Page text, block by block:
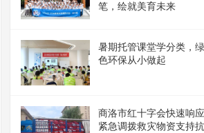
笔，绘就美育未来
暑期托管课堂学分类，绿
色环保从小做起
商洛市红十字会快速响应
紧急调拨救灾物资支持抗